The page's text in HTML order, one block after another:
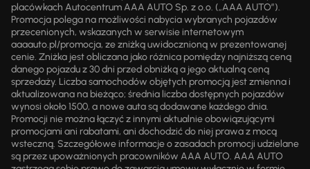
placówkach Autocentrum AAA AUTO Sp. z o.o. („AAA AUTO”).
Promocja polega na możliwości nabycia wybranych pojazdów
przecenionych, wskazanych w serwisie internetowym
aaaauto.pl/promocja, ze zniżką uwidocznioną w prezentowanej
cenie. Zniżka jest obliczana jako różnica pomiędzy najniższą ceną
danego pojazdu z 30 dni przed obniżką a jego aktualną ceną
sprzedaży. Liczba samochodów objętych promocją jest zmienna i
aktualizowana na bieżąco; średnia liczba dostępnych pojazdów
wynosi około 1500, a nowe auta są dodawane każdego dnia.
Promocji nie można łączyć z innymi aktualnie obowiązującymi
promocjami ani rabatami, ani dochodzić do niej prawa z mocą
wsteczną. Szczegółowe informacje o zasadach promocji udzielane
są przez upoważnionych pracowników AAA AUTO. AAA AUTO